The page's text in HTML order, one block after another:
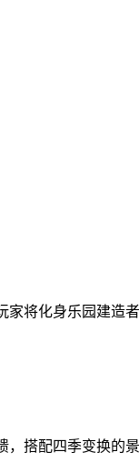
将化身乐园建造
搭配四季变换的